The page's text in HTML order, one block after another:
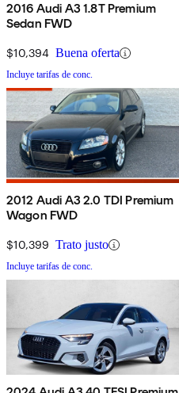
2016 Audi A3 1.8T Premium
Sedan FWD
$10,394 Buena oferta
Incluye tarifas de conc.
2012 Audi A3 2.0 TDI Premium
Wagon FWD
$10,399 Trato justo
Incluye tarifas de conc.